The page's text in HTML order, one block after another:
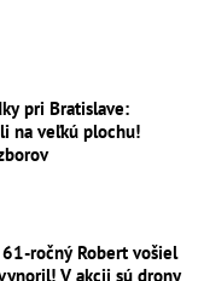
pri Bratislave:
na veľkú plochu!
ročný Robert vošiel
V akcii sú drony